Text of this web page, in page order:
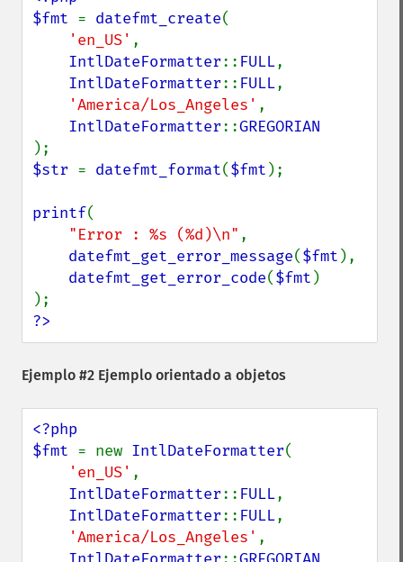
$fmt = datefmt_create(
'en_US' ,
IntlDateFormatter:: FULL,
IntlDateFormatter:: FULL,
'America/Los_Angeles' ,
IntlDateFormatter::
$str = datefmt_format($fmt );
printf(
"Error : %s (%d)\n" ,
datefmt_get_error_message($fmt ),
datefmt_get_error_code($fmt )
?>
Ejemplo #2 Ejemplo orientado a objetos
<?php
$fmt = new IntlDateFormatter(
'en_US' ,
IntlDateFormatter:: FULL,
IntlDateFormatter:: FULL,
'America/Los_Angeles' ,